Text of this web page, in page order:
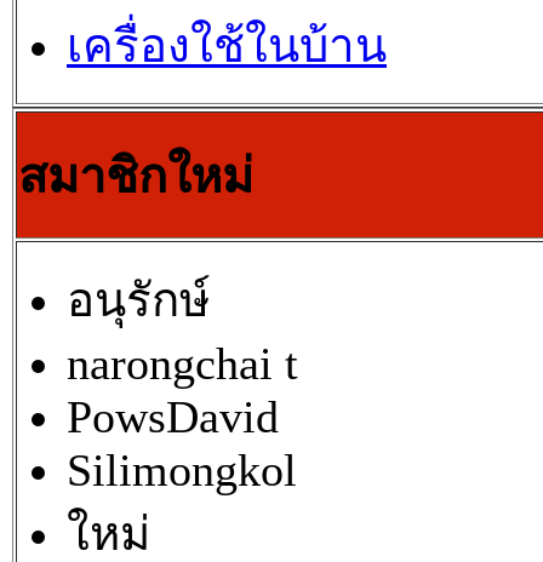
เครื่องใช้ในบ้าน
สมาชิกใหม่
อนุรักษ์
narongchai t
PowsDavid
Silimongkol
ใหม่